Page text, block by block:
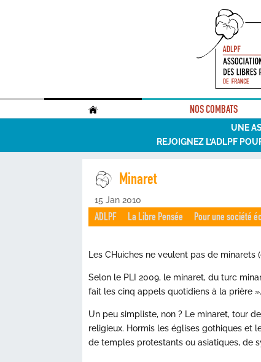
. NOS COMBATS
UNE
REJOIGNEZ L’ADLPF
Minaret
15 Jan 2010
ADLPF La Libre Pensée Pour une société
Les CHuiches ne veulent pas de minarets
Selon le PLI 2009, le minaret, du turc
fait les cinq appels quotidiens à la prière ».
Un peu simpliste, non ? Le minaret, tour
religieux. Hormis les églises gothiques et
de temples protestants ou asiatiques, de